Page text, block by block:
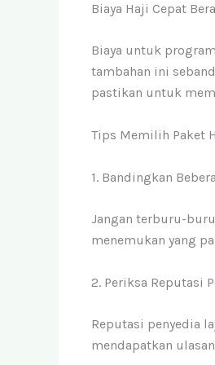
Biaya Haji Cepat
Biaya untuk
tambahan ini
pastikan untuk
Tips Memilih Paket
1. Bandingkan
Jangan terburu-
menemukan yang
2. Periksa Reputasi
Reputasi penyedia
mendapatkan